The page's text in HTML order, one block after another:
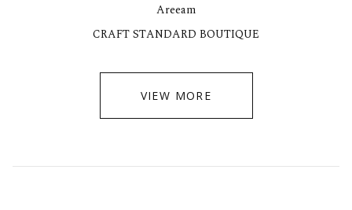
Areeam
CRAFT STANDARD BOUTIQUE
VIEW MORE